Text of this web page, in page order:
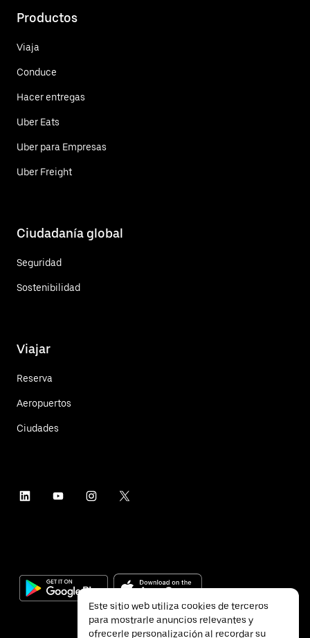
Productos
Viaja
Conduce
Hacer entregas
Uber Eats
Uber para Empresas
Uber Freight
Ciudadanía global
Seguridad
Sostenibilidad
Viajar
Reserva
Aeropuertos
Ciudades
Este sitio web utiliza cookies de terceros
para mostrarle anuncios relevantes y
ofrecerle personalización al recordar su